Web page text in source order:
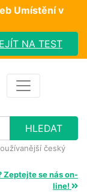
Umístění v
NA TEST
český
Zeptejte se nás on-
line!